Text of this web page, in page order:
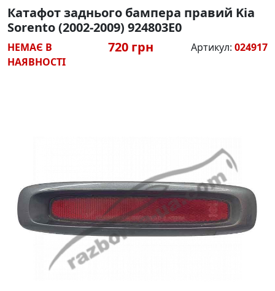
Катафот заднього бампера правий Kia
Sorento (2002-2009) 924803E0
НЕМАЄ В
НАЯВНОСТІ
720 грн Артикул: 024917